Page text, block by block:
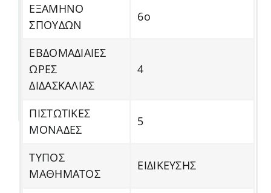
ΕΞΑΜΗΝΟ
ΣΠΟΥΔΩΝ
6ο
ΕΒΔΟΜΑΔΙΑΙΕΣ
ΩΡΕΣ
ΔΙΔΑΣΚΑΛΙΑΣ
4
ΠΙΣΤΩΤΙΚΕΣ
ΜΟΝΑΔΕΣ
5
ΤΥΠΟΣ
ΜΑΘΗΜΑΤΟΣ
ΕΙΔΙΚΕΥΣΗΣ